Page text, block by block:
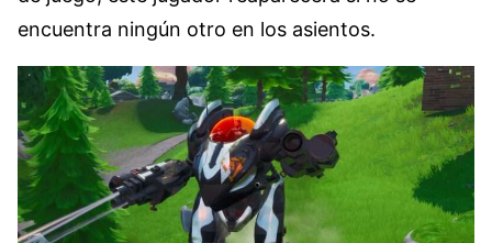
encuentra ningún otro en los asientos.